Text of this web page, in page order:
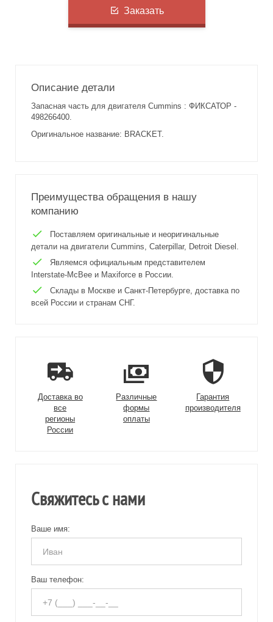
Заказать
Описание детали
Запасная часть для двигателя Cummins : ФИКСАТОР -
498266400.
Оригинальное название: BRACKET.
Преимущества обращения в нашу
компанию
Поставляем оригинальные и неоригинальные
детали на двигатели Cummins, Caterpillar, Detroit Diesel.
Являемся официальным представителем
Interstate-McBee и Maxiforce в России.
Склады в Москве и Санкт-Петербурге, доставка по
всей России и странам СНГ.
Доставка во
все
регионы
России
Различные
формы
оплаты
Гарантия
производителя
Свяжитесь с нами
Ваше имя:
Ваш телефон: